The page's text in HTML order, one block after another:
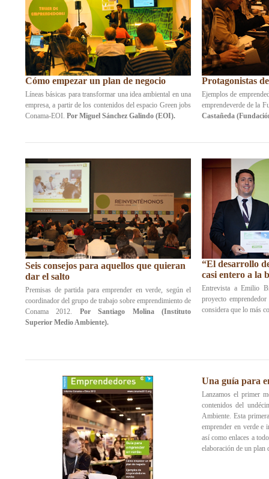
Cómo empezar un plan de negocio
Líneas básicas para transformar una idea ambiental en una
empresa, a partir de los contenidos del espacio Green jobs
Conama-EOI. Por Miguel Sánchez Galindo (EOI).
Protagonistas
Ejemplos de
emprendeverde de la
Castañeda
Seis consejos para aquellos que quieran
dar el salto
Premisas de partida para emprender en verde, según el
coordinador del grupo de trabajo sobre emprendimiento de
Conama 2012. Por Santiago Molina (Instituto
Superior Medio Ambiente).
“El desarrollo
casi entero a la
Entrevista a Emilio
proyecto
considera que lo más
Una guía para
Lanzamos el primer
contenidos del
Ambiente. Esta
emprender en verde e
así como enlaces a
elaboración de un plan